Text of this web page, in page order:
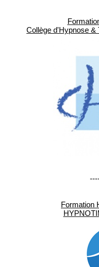
Collège d'Hypnose &
Formation